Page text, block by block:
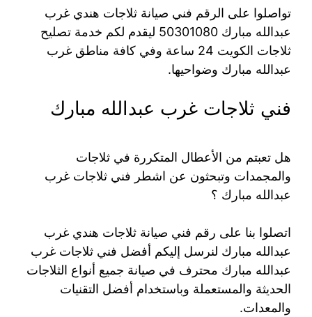
تواصلوا على الرقم فني صيانة ثلاجات هندي غرب
عبدالله مبارك 50301080 ليقدم لكم خدمة تصليح
ثلاجات الكويت 24 ساعة وفي كافة مناطق غرب
عبدالله مبارك وضواحيها.
فني ثلاجات غرب عبدالله مبارك
هل تعبتم من الأعطال المتكررة في ثلاجات
والمجمدات وتبحثون عن اشطر فني ثلاجات غرب
عبدالله مبارك ؟
اتصلوا بنا على رقم فني صيانة ثلاجات هندي غرب
عبدالله مبارك لنرسل إليكم أفضل فني ثلاجات غرب
عبدالله مبارك محترف في صيانة جميع أنواع الثلاجات
الحديثة والمستعملة وباستخدام أفضل التقنيات
والمعدات.